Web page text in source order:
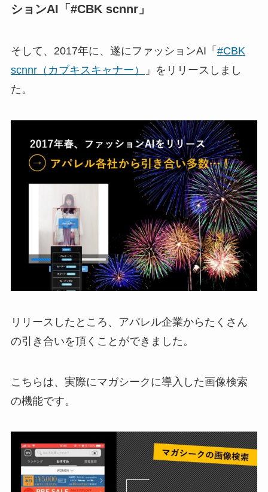
ションAI「#CBK scnnr」
そして、2017年に、遂にファッションAI「 #CBK
scnnr（カブキスキャナー）
」をリリースしまし
た。
リリースしたところ、アパレル企業からたくさん
の引き合いを頂くことができました。
こちらは、実際にマガシークに導入した画像検索
の機能です。